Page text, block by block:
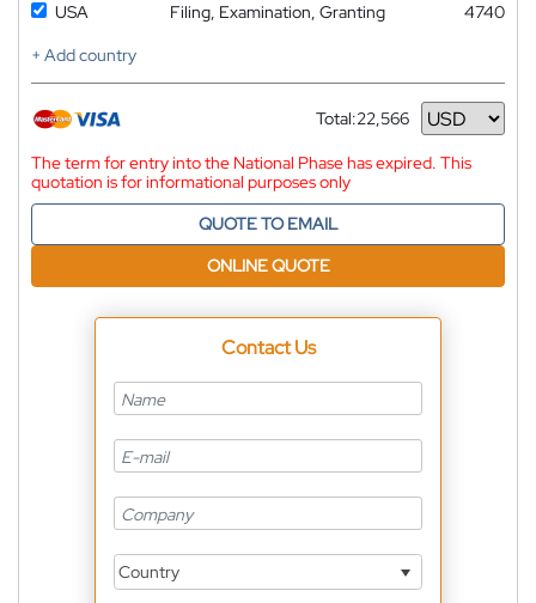
USA
Filing, Examination, Granting
4740
+ Add country
Total:22,566
Currency
The term for entry into the National Phase has expired. This
quotation is for informational purposes only
QUOTE TO EMAIL
ONLINE QUOTE
Contact Us
Country